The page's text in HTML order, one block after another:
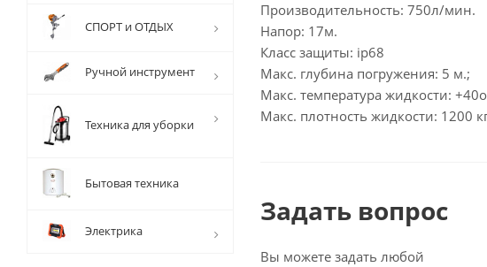
Производительность: 750л/мин.
Напор: 17м.
Класс защиты: ip68
Макс. глубина погружения: 5 м.;
Макс. температура жидкости:
Макс. плотность жидкости: 1200
Задать вопрос
Вы можете задать любой
СПОРТ и ОТДЫХ
Ручной инструмент
Техника для уборки
Бытовая техника
Электрика